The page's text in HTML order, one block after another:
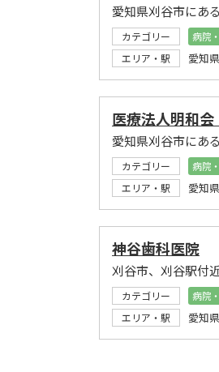
愛知県刈谷市にあ
カテゴリー 病院
エリア・駅
愛知
医療法人明和
愛知県刈谷市にあ
カテゴリー 病院
エリア・駅
愛知
神谷歯科医院
刈谷市、刈谷駅付
カテゴリー 病院
エリア・駅
愛知